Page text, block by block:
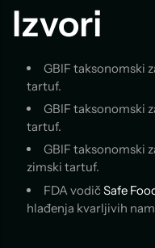
Izvori
GBIF taksonomski
tartuf.
GBIF taksonomski
tartuf.
GBIF taksonomski
zimski tartuf.
FDA vodičSafe
hlađenja kvarljivih